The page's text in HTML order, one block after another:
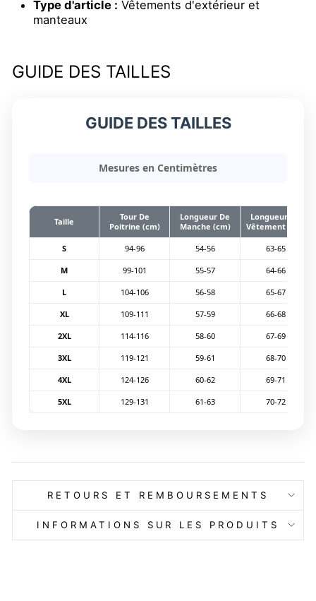
Type d'article : Vêtements d'extérieur et
manteaux
GUIDE DES TAILLES
GUIDE DES TAILLES
Mesures en Centimètres
Taille
Tour De
Poitrine (cm)
Longueur De
Manche (cm)
Longueur Du
Vêtement (cm)
S 94-96 54-56 63-65
M 99-101 55-57 64-66
L 104-106 56-58 65-67
XL 109-111 57-59 66-68
2XL 114-116 58-60 67-69
3XL 119-121 59-61 68-70
4XL 124-126 60-62 69-71
5XL 129-131 61-63 70-72
RETOURS ET REMBOURSEMENTS
INFORMATIONS SUR LES PRODUITS